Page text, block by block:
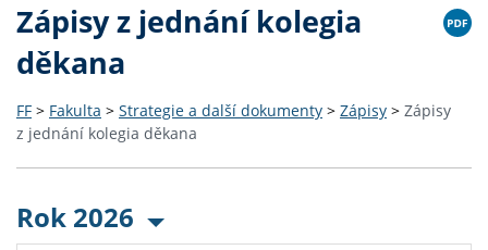
Zápisy z jednání kolegia
děkana
FF > Fakulta > Strategie a další dokumenty > Zápisy > Zápisy
z jednání kolegia děkana
Rok 2026